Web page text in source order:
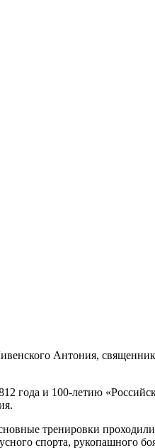
Антония,
года и 100-летию
тренировки
спорта, рукопашного